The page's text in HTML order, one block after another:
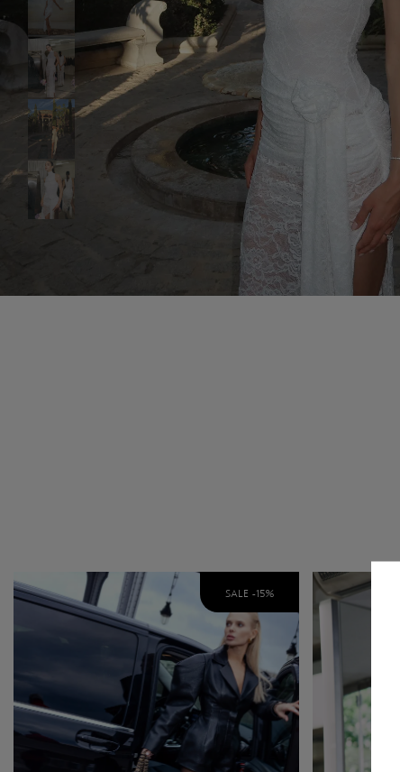
SALE -15%